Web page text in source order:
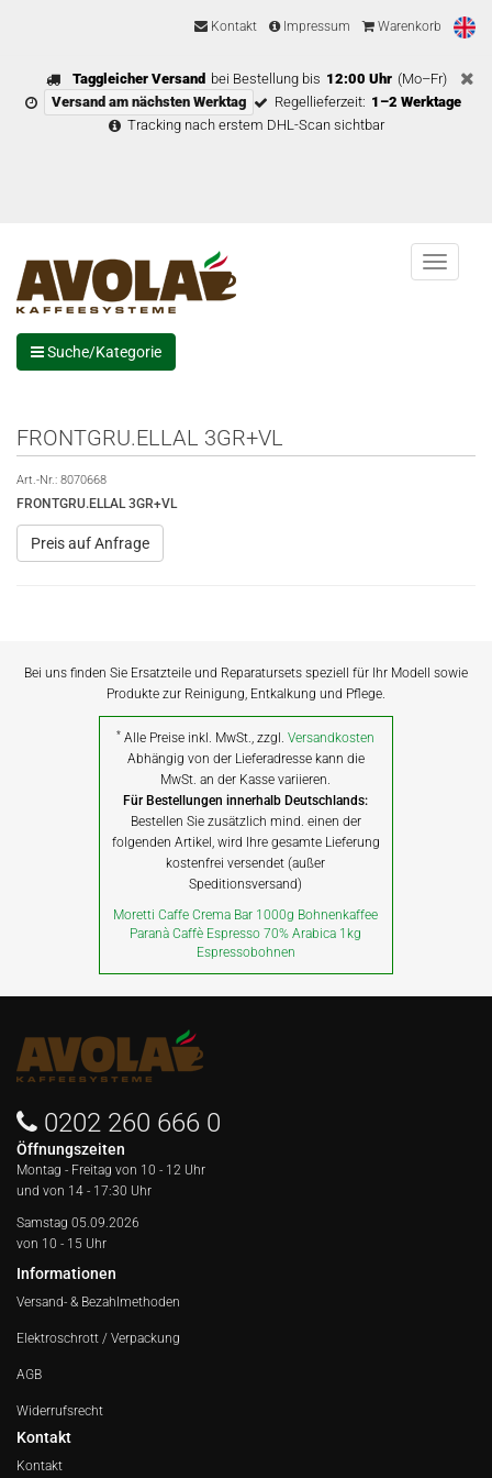
Kontakt Impressum Warenkorb
Taggleicher Versand bei Bestellung bis 12:00 Uhr (Mo–Fr)
Versand am nächsten Werktag
Regellieferzeit: 1–2 Werktage
Tracking nach erstem DHL-Scan sichtbar
Menu
Suche/Kategorie
FRONTGRU.ELLAL 3GR+VL
Art.-Nr.: 8070668
FRONTGRU.ELLAL 3GR+VL
Preis auf Anfrage
Bei uns finden Sie Ersatzteile und Reparatursets speziell für Ihr Modell sowie
Produkte zur Reinigung, Entkalkung und Pflege.
* Alle Preise inkl. MwSt., zzgl.Versandkosten
Abhängig von der Lieferadresse kann die
MwSt. an der Kasse variieren.
Für Bestellungen innerhalb Deutschlands:
Bestellen Sie zusätzlich mind. einen der
folgenden Artikel, wird Ihre gesamte Lieferung
kostenfrei versendet (außer
Speditionsversand)
Moretti Caffe Crema Bar 1000g Bohnenkaffee
Paranà Caffè Espresso 70% Arabica 1kg
Espressobohnen
0202 260 666 0
Öffnungszeiten
Montag - Freitag von 10 - 12 Uhr
und von 14 - 17:30 Uhr
Samstag 05.09.2026
von 10 - 15 Uhr
Informationen
Versand- & Bezahlmethoden
Elektroschrott / Verpackung
AGB
Widerrufsrecht
Kontakt
Kontakt